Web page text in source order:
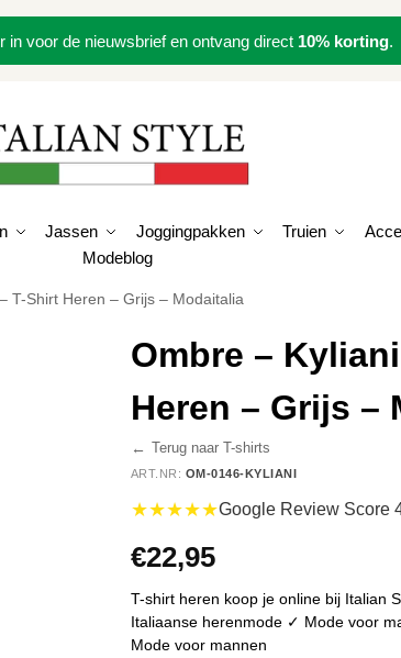
in voor de nieuwsbrief en ontvang direct 10% korting.
Jassen Joggingpakken Truien
Modeblog
T-Shirt Heren – Grijs – Modaitalia
Ombre –
Heren – Grijs –
← Terug naar T-shirts
ART.NR: OM-0146-KYLIANI
★★★★★Google Review Score
€22,95
T-shirt heren koop je online bij Italian
Italiaanse herenmode ✓ Mode voor
Mode voor mannen